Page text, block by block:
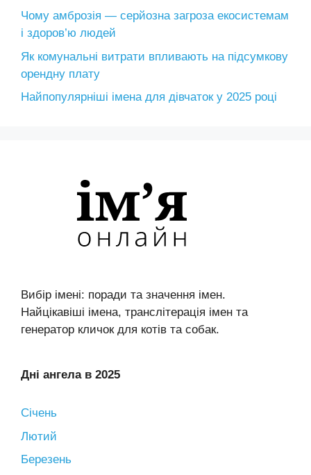
Чому амброзія — серйозна загроза екосистемам
і здоров’ю людей
Як комунальні витрати впливають на підсумкову
орендну плату
Найпопулярніші імена для дівчаток у 2025 році
Вибір імені: поради та значення імен.
Найцікавіші імена, транслітерація імен та
генератор кличок для котів та собак.
Дні ангела в 2025
Січень
Лютий
Березень